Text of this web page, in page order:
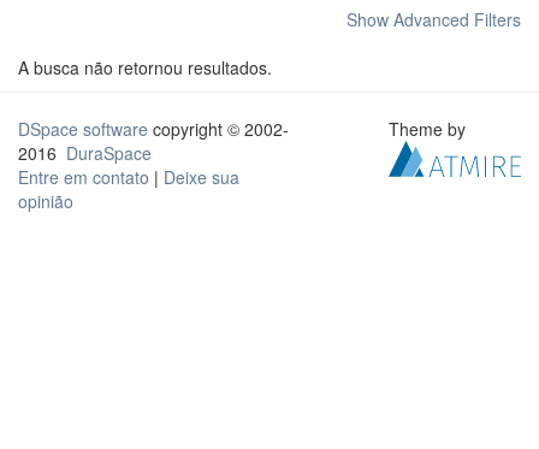
Show Advanced Filters
A busca não retornou resultados.
DSpace software copyright © 2002-
2016 DuraSpace
Entre em contato | Deixe sua
opinião
Theme by